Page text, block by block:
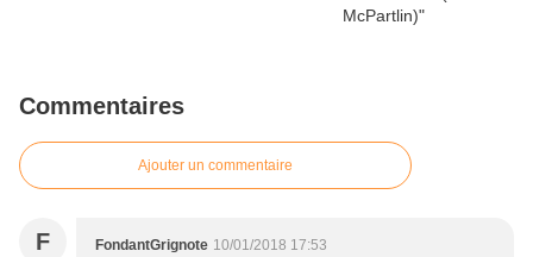
Commentaires
Ajouter un commentaire
F FondantGrignote 10/01/2018 17:53